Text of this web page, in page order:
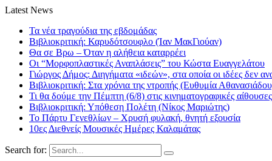
Latest News
Τα νέα τραγούδια της εβδομάδας
Βιβλιοκριτική: Καρυδότσουφλο (Ίαν ΜακΓιούαν)
Θα σε Βρω – Όταν η αλήθεια καταρρέει
Οι “Μορφοπλαστικές Αναπλάσεις” του Κώστα Ευαγγελάτου
Γιώργος Δήμος: Διηγήματα «ιδεών», στα οποία οι ιδέες δεν
Βιβλιοκριτική: Στα χρόνια της ντροπής (Ευθυμία
Τι θα δούμε την Πέμπτη (6/8) στις κινηματογραφικές αίθουσες
Βιβλιοκριτική: Υπόθεση Πολέτη (Νίκος Μαριώτης)
Το Πάρτυ Γενεθλίων – Χρυσή φυλακή, θνητή εξουσία
10ες Διεθνείς Μουσικές Ημέρες Καλαμάτας
Search for: